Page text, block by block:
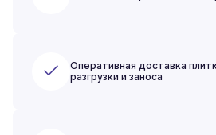
Оперативная доставка
разгрузки и заноса